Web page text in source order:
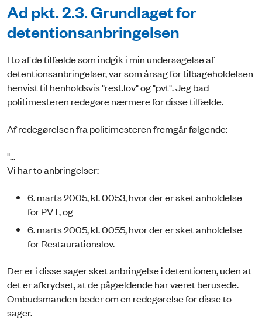
Ad pkt. 2.3. Grundlaget for
detentionsanbringelsen
I to af de tilfælde som indgik i min undersøgelse af
detentionsanbringelser, var som årsag for tilbageholdelsen
henvist til henholdsvis "rest.lov" og "pvt". Jeg bad
politimesteren redegøre nærmere for disse tilfælde.
Af redegørelsen fra politimesteren fremgår følgende:
"...
Vi har to anbringelser:
6. marts 2005, kl. 0053, hvor der er sket anholdelse
for PVT, og
6. marts 2005, kl. 0055, hvor der er sket anholdelse
for Restaurationslov.
Der er i disse sager sket anbringelse i detentionen, uden at
det er afkrydset, at de pågældende har været berusede.
Ombudsmanden beder om en redegørelse for disse to
sager.